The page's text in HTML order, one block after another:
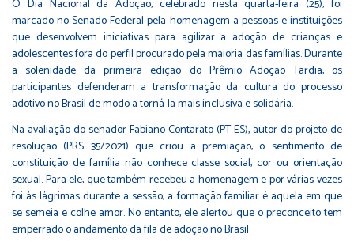
O Dia Nacional da Adoção, celebrado nesta quarta-feira (25), foi
marcado no Senado Federal pela homenagem a pessoas e instituições
que desenvolvem iniciativas para agilizar a adoção de crianças e
adolescentes fora do perfil procurado pela maioria das famílias. Durante
a solenidade da primeira edição do Prêmio Adoção Tardia, os
participantes defenderam a transformação da cultura do processo
adotivo no Brasil de modo a torná-la mais inclusiva e solidária.
Na avaliação do senador Fabiano Contarato (PT-ES), autor do projeto de
resolução (PRS 35/2021) que criou a premiação, o sentimento de
constituição de família não conhece classe social, cor ou orientação
sexual. Para ele, que também recebeu a homenagem e por várias vezes
foi às lágrimas durante a sessão, a formação familiar é aquela em que
se semeia e colhe amor. No entanto, ele alertou que o preconceito tem
emperrado o andamento da fila de adoção no Brasil.